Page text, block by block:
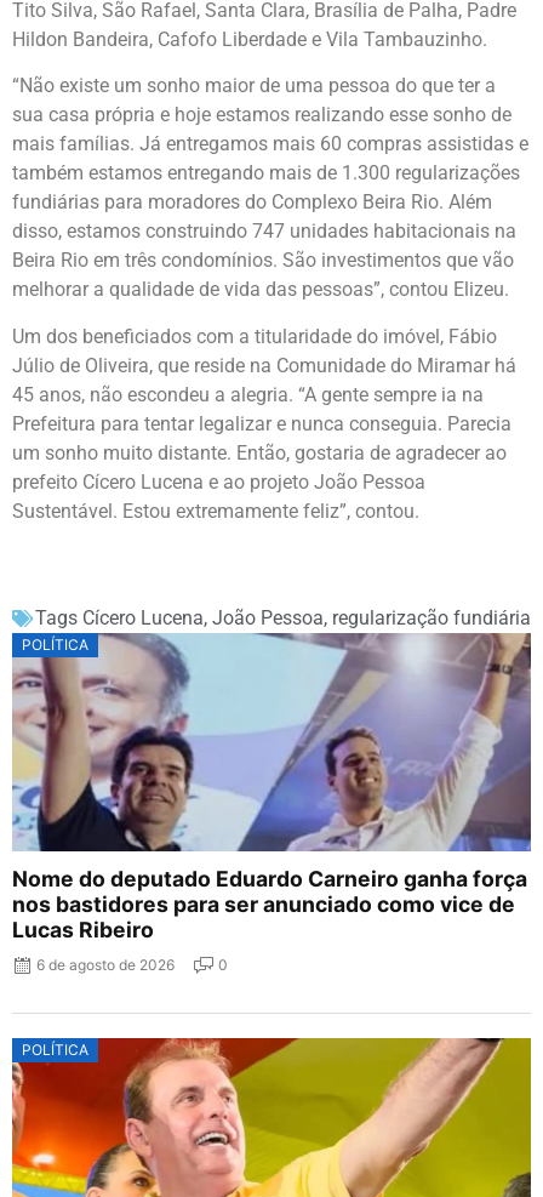
Tito Silva, São Rafael, Santa Clara, Brasília de Palha, Padre
Hildon Bandeira, Cafofo Liberdade e Vila Tambauzinho.
“Não existe um sonho maior de uma pessoa do que ter a
sua casa própria e hoje estamos realizando esse sonho de
mais famílias. Já entregamos mais 60 compras assistidas e
também estamos entregando mais de 1.300 regularizações
fundiárias para moradores do Complexo Beira Rio. Além
disso, estamos construindo 747 unidades habitacionais na
Beira Rio em três condomínios. São investimentos que vão
melhorar a qualidade de vida das pessoas”, contou Elizeu.
Um dos beneficiados com a titularidade do imóvel, Fábio
Júlio de Oliveira, que reside na Comunidade do Miramar há
45 anos, não escondeu a alegria. “A gente sempre ia na
Prefeitura para tentar legalizar e nunca conseguia. Parecia
um sonho muito distante. Então, gostaria de agradecer ao
prefeito Cícero Lucena e ao projeto João Pessoa
Sustentável. Estou extremamente feliz”, contou.
Tags Cícero Lucena, João Pessoa, regularização fundiária
POLÍTICA
Nome do deputado Eduardo Carneiro ganha força
nos bastidores para ser anunciado como vice de
Lucas Ribeiro
6 de agosto de 2026 0
POLÍTICA